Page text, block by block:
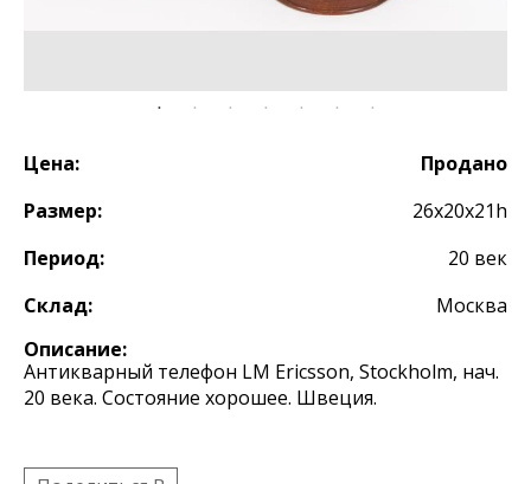
Цена:
Продано
Размер:
26х20х21h
Период:
20 век
Склад:
Москва
Описание:
Антикварный телефон LM Ericsson, Stockholm, нач.
20 века. Состояние хорошее. Швеция.